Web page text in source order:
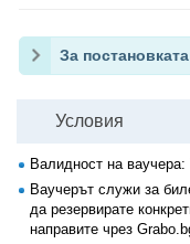
За постановката
Условия
Валидност на ваучера:
Ваучерът служи за
да резервирате
направите чрез